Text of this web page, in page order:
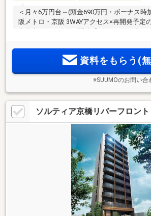
＜月々6万円台～(頭金690万円・ボーナス時
阪メトロ・京阪 3WAYアクセス×再開発予定
全邸南向きから臨む開放感あるリバービュー
インクロゼット、アウトポール設計で広々
食、自然が隣接の住環境資料をもらう(
※SUUMOのお問い
ソルティア京橋リバーフロン